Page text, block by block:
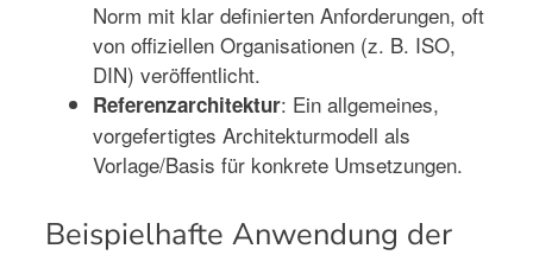
Norm mit klar definierten Anforderungen, oft
von offiziellen Organisationen (z. B. ISO,
DIN) veröffentlicht.
Referenzarchitektur: Ein allgemeines,
vorgefertigtes Architekturmodell als
Vorlage/Basis für konkrete Umsetzungen.
Beispielhafte Anwendung der